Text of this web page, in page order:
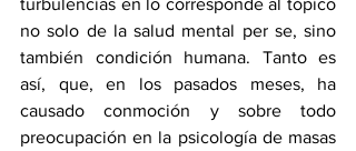
no solo de la salud mental per se, sino
también condición humana. Tanto es
así, que, en los pasados meses, ha
causado conmoción y sobre todo
preocupación en la psicología de masas